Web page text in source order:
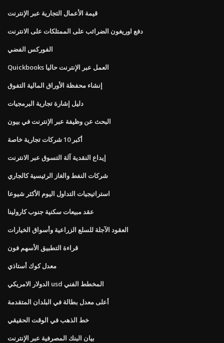
قيمة الأعمال التجارية عبر الإنترنت
دفع اوريغون الضرائب على الممتلكات على الانترنت
الفوركس الفضي
Quickbooks العمل عبر الإنترنت حاليا
إنشاء محفظة الأوراق المالية التفوق
دليل إشارة تجارية البرمجيات
البحث عن وظيفة عبر الإنترنت في بيون
أكبر 10 شركات تجارية خاصة
إيداع النقدية آلة التسوق عبر الانترنت
شركات النفط والغاز الرئيسية كالجاري
استراتيجيات التداول اليوم الأكثر شيوعا
عقد مبيعات سكنية جنوب كارولينا
العقود الآجلة للسلع الزراعية وأسواق الخيارات
قراءة التطبيق الأسهم فون
معدل كوك أستاذي
الدولار الامريكي usd المخطط الفني
أعلى معدل بطالة في البلدان المتقدمة
خط الذهب في الوقت الحقيقي
بيان البنك المصرفية عبر الإنترنت